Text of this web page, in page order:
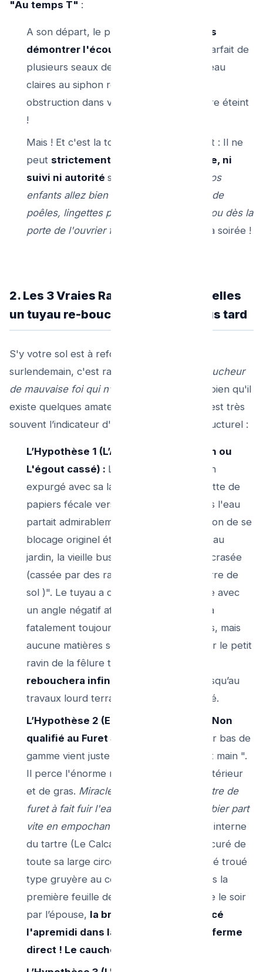
"Au temps T" :
A son départ, le professionnel
doit vous
démontrer l'écoulement naturel
et parfait de
plusieurs seaux de dizaines des litres d'eau
claires au siphon réparé. L'amas faisant
obstruction dans votre demande doit être éteint
!
Mais ! Et c'est la toute la nuance du droit : Il ne
peut strictement avoir aucun contrôle, ni
suivi ni autorité sur
"ce que vous ou vos
enfants allez bien pouvoir jeter (graisse de
poêles, lingettes plastiques...) dans le trou dès la
porte de l'ouvrier fermée"
au cours de la soirée !
2. Les 3 Vraies Raisons pour lesquelles
un tuyau re-bouchonne 3 jours plus tard
S'y votre sol est à refoulement noir dès le
surlendemain, c'est rarement lié à
"un déboucheur
de mauvaise foi qui n’en avait rien à faire"
(bien qu'il
existe quelques amateurs sous équipés). C'est très
souvent l’indicateur d'un stade Terminal Structurel :
L’Hypothèse 1 (L’Affaissement Terrain ou
L'égout cassé) : Le plombier a très bien
expurgé avec sa lance à 200 Bars la Motte de
papiers fécale vers la rue. Lors des tests l'eau
partait admirablement ! Mais la vraie raison de se
blocage originel était "Que sous la terre au
jardin, la vieille buse de terre cuite est écrasée
(cassée par des racines ou poids de pierre de
sol )". Le tuyau a donc un point de chute avec
un angle négatif affaissé : L'eau repartira
fatalement toujours bien pendant 3 jours, mais
aucune matières solides ne saura "sauter le petit
ravin de la fêlure tubulaire ", et
rebouchera infiniment en amont !
Jusqu’au
travaux lourd terrassement de la tranché.
L’Hypothèse 2 (Erreur du Technicien Non
qualifié au Furet Simple ) :
Un Plombier bas de
gamme vient juste avec "Le petit ressort main ".
Il perce l'énorme montagne de rouille intérieur
et de gras. Miracle du direct, le centimètre de
furet à fait fuir l'eau des éviers.. le plombier part
vite en empochant le billet !
Mais le mur interne
du tartre (Le Calcaire n'a pas été hydrocuré de
toute sa large circonférence, il a juste été troué
type gruyère au centre du passage). Dès la
première feuille de sopalin mis en cuisine le soir
par l’épouse, la brèche minuscule percé
l'apremidi dans la roche grasse se referme
direct ! Le cauchemar recomence.